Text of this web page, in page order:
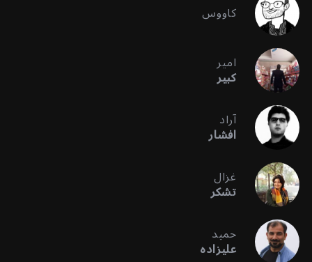
کاووس
امیر
کبیر
آراد
افشار
غزال
تشکر
حمید
علیزاده